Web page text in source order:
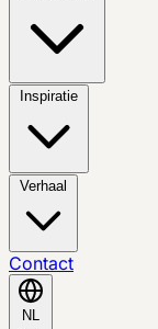
Inspiratie
Verhaal
Contact
NL